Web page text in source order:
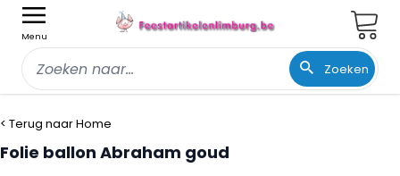
Menu
Zoeken
< Terug naar Home
Folie ballon Abraham goud